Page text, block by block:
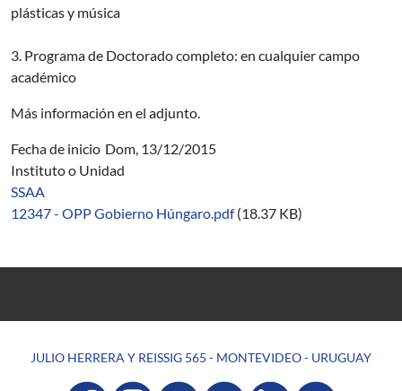
plásticasy música
3. Programa de Doctoradocompleto: en cualquier campo
académico
Más información en el adjunto.
Fecha de inicio Dom, 13/12/2015
Instituto o Unidad
SSAA
12347 - OPP Gobierno Húngaro.pdf (18.37 KB)
JULIO HERRERA Y REISSIG 565 - MONTEVIDEO - URUGUAY